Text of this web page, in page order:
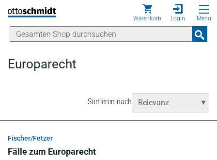
Direkt zum Inhalt
Warenkorb Login Menü
Europarecht
Sortieren nach
Fischer/Fetzer
Fälle zum Europarecht